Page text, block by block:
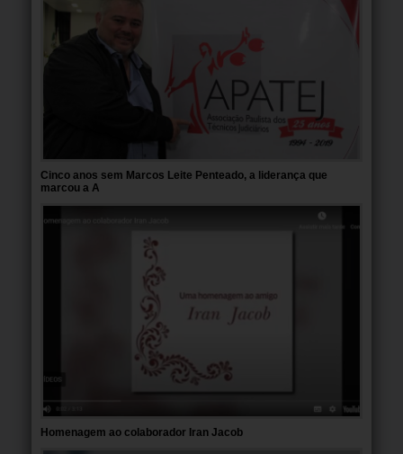
Cinco anos sem Marcos Leite Penteado, a liderança que
marcou a A
Homenagem ao colaborador Iran Jacob